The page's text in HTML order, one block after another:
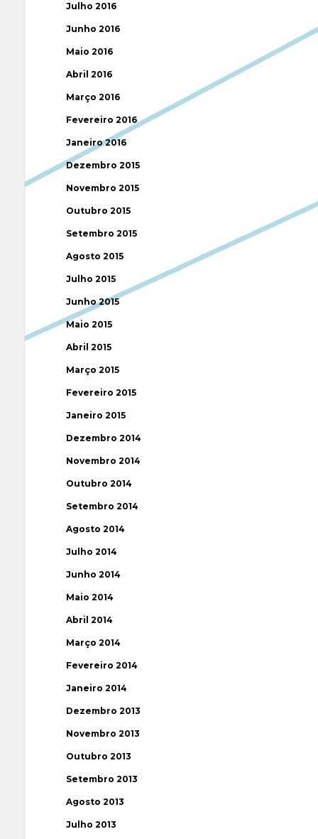
Julho 2016
Junho 2016
Maio 2016
Abril 2016
Março 2016
Fevereiro 2016
Janeiro 2016
Dezembro 2015
Novembro 2015
Outubro 2015
Setembro 2015
Agosto 2015
Julho 2015
Junho 2015
Maio 2015
Abril 2015
Março 2015
Fevereiro 2015
Janeiro 2015
Dezembro 2014
Novembro 2014
Outubro 2014
Setembro 2014
Agosto 2014
Julho 2014
Junho 2014
Maio 2014
Abril 2014
Março 2014
Fevereiro 2014
Janeiro 2014
Dezembro 2013
Novembro 2013
Outubro 2013
Setembro 2013
Agosto 2013
Julho 2013